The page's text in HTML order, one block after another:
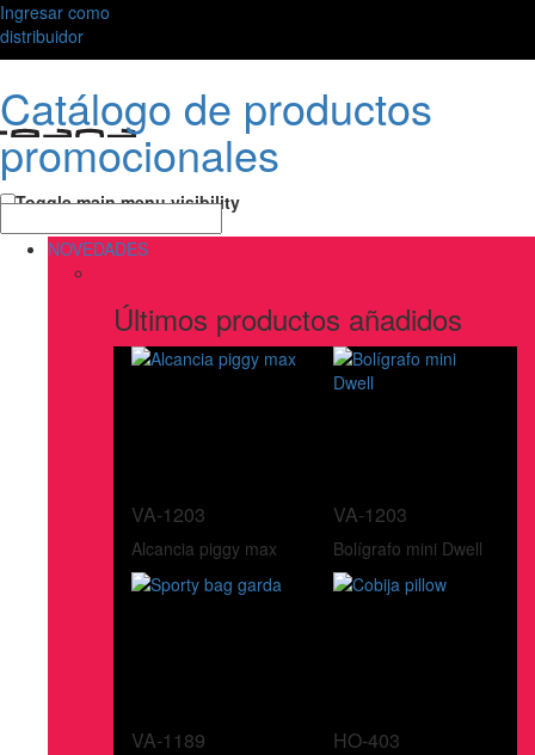
Ingresar como
distribuidor
Catálogo de productos
promocionales
Toggle main menu visibility
NOVEDADES
Últimos productos añadidos
VA-1203
Alcancia piggy max
VA-1203
Bolígrafo mini Dwell
VA-1189 HO-403